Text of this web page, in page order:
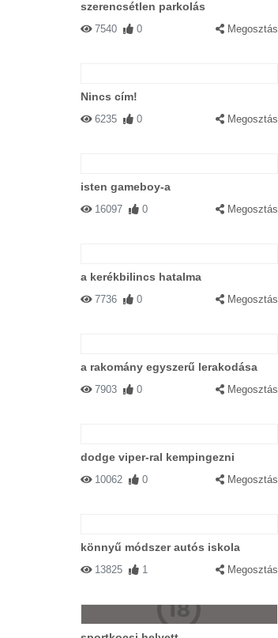
szerencsétlen parkolás
7540 0 Megosztás
Nincs cím!
6235 0 Megosztás
isten gameboy-a
16097 0 Megosztás
a kerékbilincs hatalma
7736 0 Megosztás
a rakomány egyszerű lerakodása
7903 0 Megosztás
dodge viper-ral kempingezni
10062 0 Megosztás
könnyű módszer autós iskola
13825 1 Megosztás